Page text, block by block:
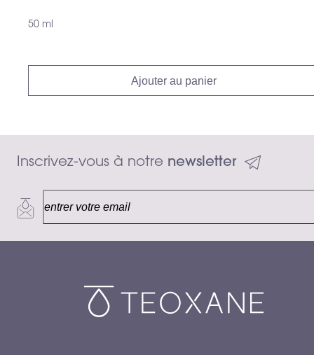
50 ml
Ajouter au panier
Inscrivez-vous à notre newsletter